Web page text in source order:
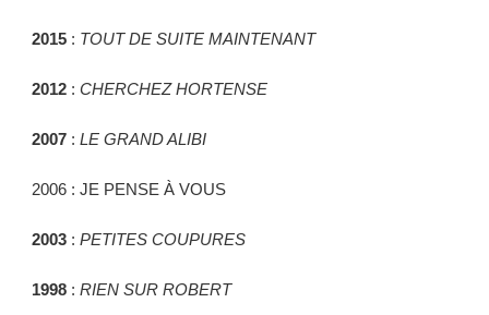
2015 : TOUT DE SUITE MAINTENANT
2012 : CHERCHEZ HORTENSE
2007 : LE GRAND ALIBI
2006 : JE PENSE À VOUS
2003 : PETITES COUPURES
1998 : RIEN SUR ROBERT